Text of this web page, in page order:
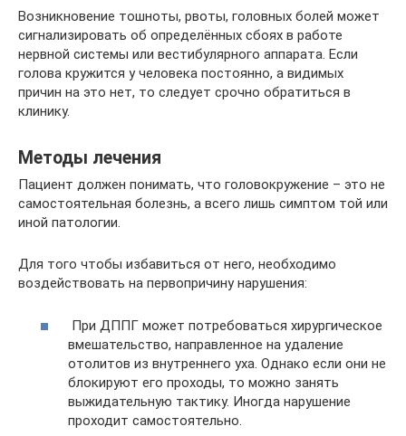
Возникновение тошноты, рвоты, головных болей может
сигнализировать об определённых сбоях в работе
нервной системы или вестибулярного аппарата. Если
голова кружится у человека постоянно, а видимых
причин на это нет, то следует срочно обратиться в
клинику.
Методы лечения
Пациент должен понимать, что головокружение – это не
самостоятельная болезнь, а всего лишь симптом той или
иной патологии.
Для того чтобы избавиться от него, необходимо
воздействовать на первопричину нарушения:
При ДППГ может потребоваться хирургическое
вмешательство, направленное на удаление
отолитов из внутреннего уха. Однако если они не
блокируют его проходы, то можно занять
выжидательную тактику. Иногда нарушение
проходит самостоятельно.